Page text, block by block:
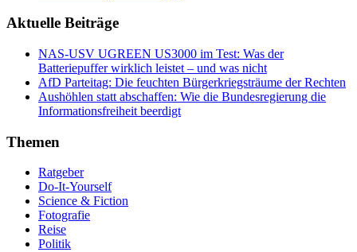
Aktuelle Beiträge
NAS-USV UGREEN US3000 im Test: Was der
Batteriepuffer wirklich leistet – und was nicht
AfD Parteitag: Die feuchten Bürgerkriegsträume der Rechten
Aushöhlen statt abschaffen: Wie die Bundesregierung die
Informationsfreiheit beerdigt
Themen
Ratgeber
Do-It-Yourself
Science & Fiction
Fotografie
Reise
Politik